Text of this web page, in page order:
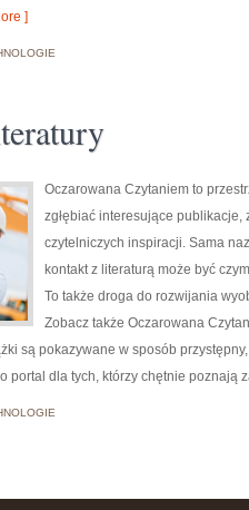
]
Oczarowana Czytaniem to
zgłębiać interesujące
czytelniczych inspiracji. Sama
kontakt z literaturą może być
To także droga do rozwijania
Zobacz także Oczarowana
są pokazywane w sposób
portal dla tych, którzy chętnie poznają